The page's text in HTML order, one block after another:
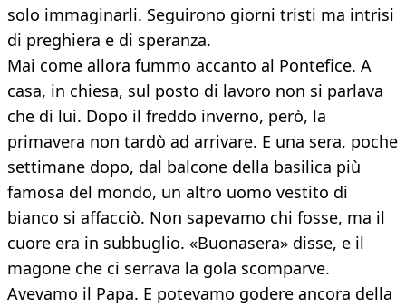
solo immaginarli. Seguirono giorni tristi ma intrisi
di preghiera e di speranza.
Mai come allora fummo accanto al Pontefice. A
casa, in chiesa, sul posto di lavoro non si parlava
che di lui. Dopo il freddo inverno, però, la
primavera non tardò ad arrivare. E una sera, poche
settimane dopo, dal balcone della basilica più
famosa del mondo, un altro uomo vestito di
bianco si affacciò. Non sapevamo chi fosse, ma il
cuore era in subbuglio. «Buonasera» disse, e il
magone che ci serrava la gola scomparve.
Avevamo il Papa. E potevamo godere ancora della